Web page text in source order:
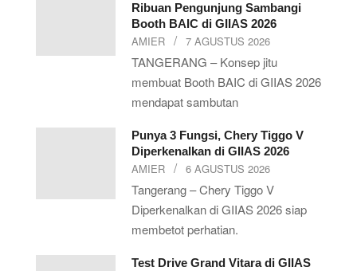
Ribuan Pengunjung Sambangi
Booth BAIC di GIIAS 2026
AMIER 7 AGUSTUS 2026
TANGERANG – Konsep jitu
membuat Booth BAIC di GIIAS 2026
mendapat sambutan
Punya 3 Fungsi, Chery Tiggo V
Diperkenalkan di GIIAS 2026
AMIER 6 AGUSTUS 2026
Tangerang – Chery Tiggo V
Diperkenalkan di GIIAS 2026 siap
membetot perhatian.
Test Drive Grand Vitara di GIIAS